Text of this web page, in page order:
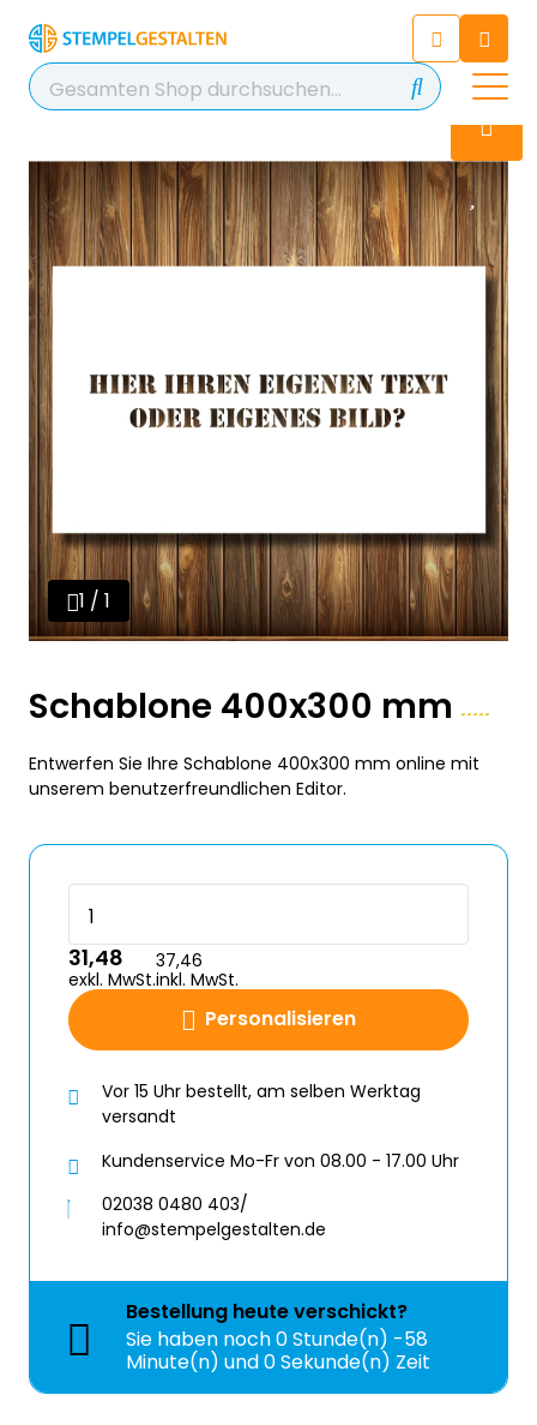
Chatten Sie 24/7 mit unserem
hilfreichen Chatbot
Kontakt
+49 2038 0480 403
1 / 1
Schablone 400x300 mm
Entwerfen Sie Ihre Schablone 400x300 mm online mit
unserem benutzerfreundlichen Editor.
Personalisieren
31,48
exkl. MwSt.
37,46
inkl. MwSt.
Vor 15 Uhr bestellt, am selben Werktag
versandt
Kundenservice Mo-Fr von 08.00 - 17.00 Uhr
02038 0480 403/
info@stempelgestalten.de
Bestellung heuteverschickt?
Sie haben noch0 Stunde(n) -58
Minute(n) und -2 Sekunde(n) Zeit